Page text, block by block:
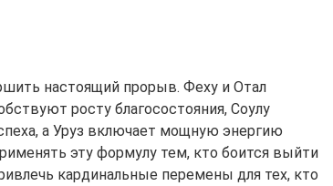
настоящий прорыв. Феху и Отал
росту благосостояния, Соулу
а Уруз включает мощную энергию
эту формулу тем, кто боится выйти
кардинальные перемены для тех, кто